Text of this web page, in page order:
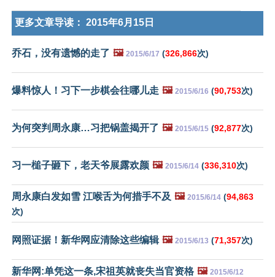
更多文章导读： 2015年6月15日
乔石，没有遗憾的走了 🖼️ 2015/6/17 (326,866次)
爆料惊人！习下一步棋会往哪儿走 🖼️ 2015/6/16 (90,753次)
为何突判周永康…习把锅盖揭开了 🖼️ 2015/6/15 (92,877次)
习一槌子砸下，老天爷展露欢颜 🖼️ 2015/6/14 (336,310次)
周永康白发如雪 江喉舌为何措手不及 🖼️ 2015/6/14 (94,863
次)
网照证据！新华网应清除这些编辑 🖼️ 2015/6/13 (71,357次)
新华网:单凭这一条,宋祖英就丧失当官资格 🖼️ 2015/6/12